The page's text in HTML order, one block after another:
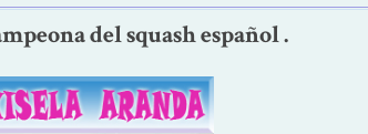
del squash español .